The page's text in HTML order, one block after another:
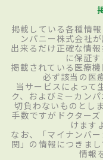
掲載している各種情
ンパニー株式会社
出来るだけ正確な情
に保証
掲載されている医療
必ず該当の医
当サービスによって
ク、およびミーカン
切負わないものとし
手数ですがドクター
けます
なお、「マイナンバ
関」の情報につきま
情報